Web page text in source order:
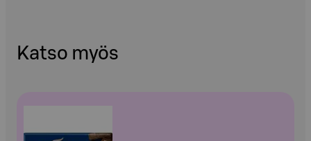
Katso myös